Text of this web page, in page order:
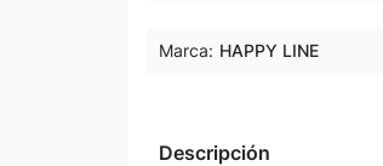
Marca: HAPPY LINE
Descripción